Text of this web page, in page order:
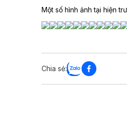
Một số hình ảnh tại hiện
Chia sẻ: